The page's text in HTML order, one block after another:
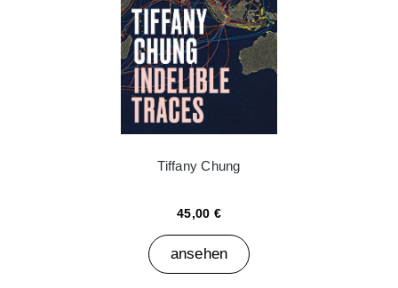
Tiffany Chung
45,00 €
ansehen